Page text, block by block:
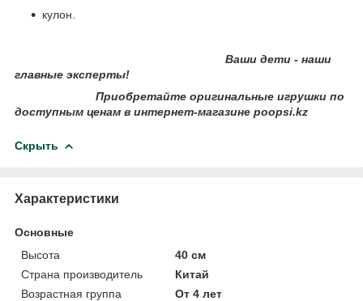
кулон.
Ваши дети - наши
главные эксперты!
Приобретайте оригинальные игрушки по
доступным ценам в интернет-магазине poopsi.kz
Скрыть
Характеристики
Основные
Высота
40 см
Страна производитель
Китай
Возрастная группа
От 4 лет